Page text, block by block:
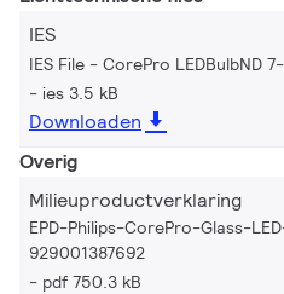
IES
IES File - CorePro LEDBulbND
ies 3.5 kB
Downloaden
Overig
Milieuproductverklaring
EPD-Philips-CorePro-Glass-
929001387692
pdf 750.3 kB